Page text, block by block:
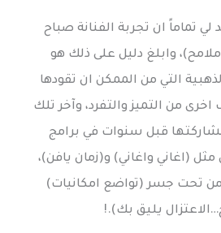
تماماً ان تجربة الفنانة صباح
ملامح)، وابلغ دليل على ذلك هو
التي من الممكن ان تقودها
من التميز والتفرد، وآخر تلك
قبل سنوات في برامج
مثل (اغاني واغاني) و(زمان يافن)،
تحت جسر (تواضع امكانيات)
يليق بك).!